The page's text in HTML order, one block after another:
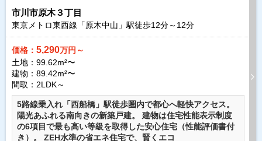
市川市原木３丁目
東京メトロ東西線「原木中山」駅徒歩12分～ 12分
価格： 5,290万円～
土地：99.62m²〜
建物：89.42m²〜
間取：2LDK～
5路線乗入れ「西船橋」駅徒歩圏内で都心へ軽快アクセス。
陽光あふれる南向きの新築戸建。 建物は住宅性能表示制度
の6項目で最も高い等級を取得した安心住宅（性能評価書付
き）。 ZEH水準の省エネ住宅で、賢くエコ